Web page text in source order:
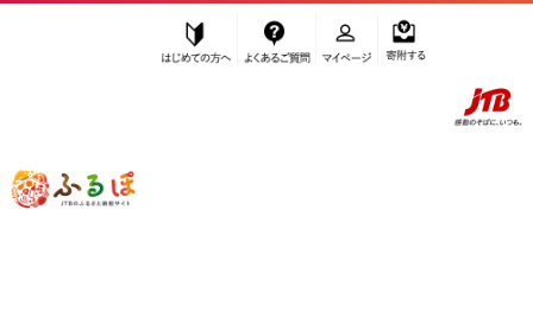
ふるぽ JTBのふるさと納税サイト